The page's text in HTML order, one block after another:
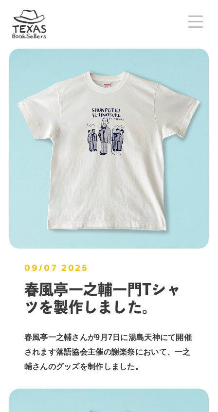
09/07 2025
春風亭一之輔一門Tシャ
ツを製作しました。
春風亭一之輔さんが9月7日に湯島天神にて開催
されます落語協会主催の謝楽祭において、一之
輔さんのグッズを制作しました。